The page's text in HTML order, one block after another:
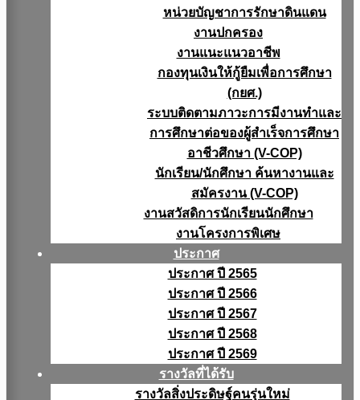
หน่วยบัญชาการรักษาดินแดน
งานปกครอง
งานแนะแนวอาชีพ
กองทุนเงินให้กู้ยืมเพื่อการศึกษา
(กยศ.)
ระบบติดตามภาวะการมีงานทำและ
การศึกษาต่อของผู้สำเร็จการศึกษา
อาชีวศึกษา (V-COP)
นักเรียน/นักศึกษา ค้นหางานและ
สมัครงาน (V-COP)
งานสวัสดิการนักเรียนนักศึกษา
งานโครงการพิเศษ
ประกาศ
ประกาศ ปี 2565
ประกาศ ปี 2566
ประกาศ ปี 2567
ประกาศ ปี 2568
ประกาศ ปี 2569
รางวัลที่ได้รับ
รางวัลสิ่งประดิษฐ์คนรุ่นใหม่